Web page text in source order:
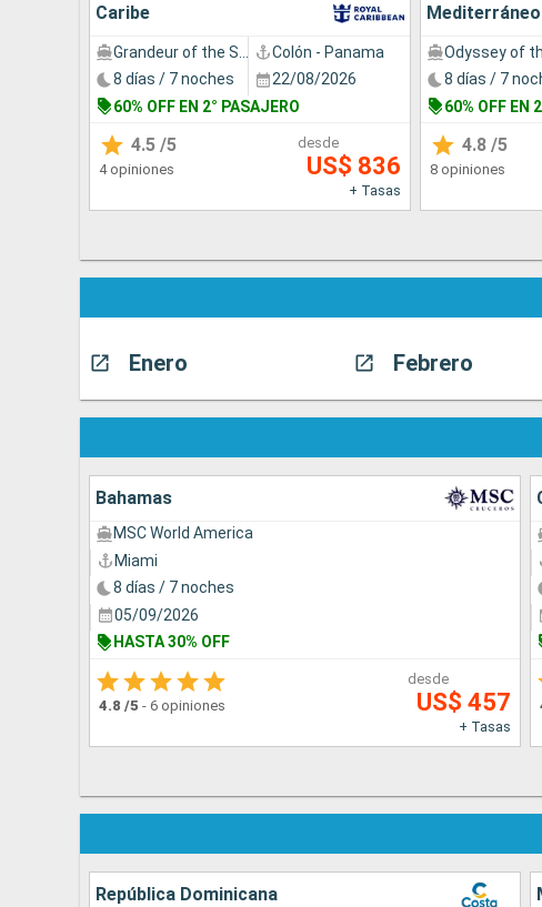
Caribe
Colón - Panama
8 días / 7 noches
22/08/2026
60% OFF EN 2° PASAJERO
4.5 /5
4 opiniones
desde
US$ 836
+ Tasas
Mediterráneo
8 días / 7
60% OFF EN
4.8 /5
8 opiniones
Enero Febrero
Bahamas
MSC World America
Miami
8 días / 7 noches
05/09/2026
HASTA 30% OFF
4.8 /5 - 6 opiniones
desde
US$ 457
+ Tasas
República Dominicana